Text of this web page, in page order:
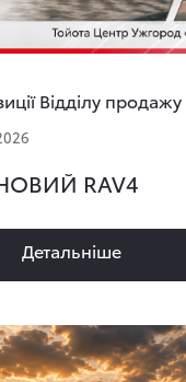
Відділу продажу
RAV4
Детальнiше